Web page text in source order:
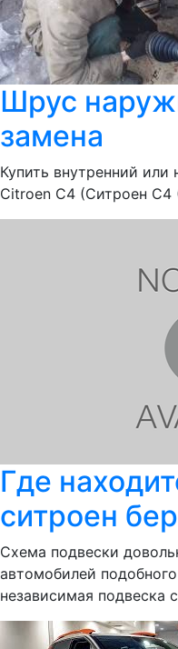
Шрус
замена
Купить внутренний
Citroen С4 (Ситроен
Где
ситроен
Схема подвески
автомобилей
независимая подвеска